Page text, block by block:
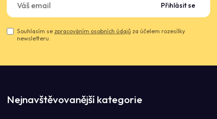
Přihlásit se
Souhlasím se zpracováním osobních údajů za účelem rozesílky
newsletteru.
Nejnavštěvovanější kategorie